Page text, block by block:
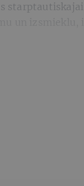
starptautiskajai